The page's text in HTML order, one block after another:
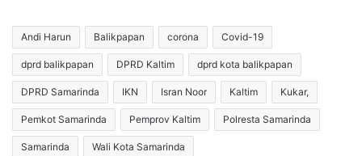
u
n
t
u
k
:
Andi Harun Balikpapan corona Covid-19
dprd balikpapan DPRD Kaltim dprd kota balikpapan
DPRD Samarinda IKN Isran Noor Kaltim Kukar,
Pemkot Samarinda Pemprov Kaltim Polresta Samarinda
Samarinda Wali Kota Samarinda